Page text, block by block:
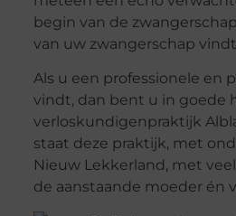
begin van de
van uw zwangerschap
Als u een professionele en
vindt, dan bent u in goede
verloskundigenpraktijk
staat deze praktijk, met
Nieuw Lekkerland, met
de aanstaande moeder én